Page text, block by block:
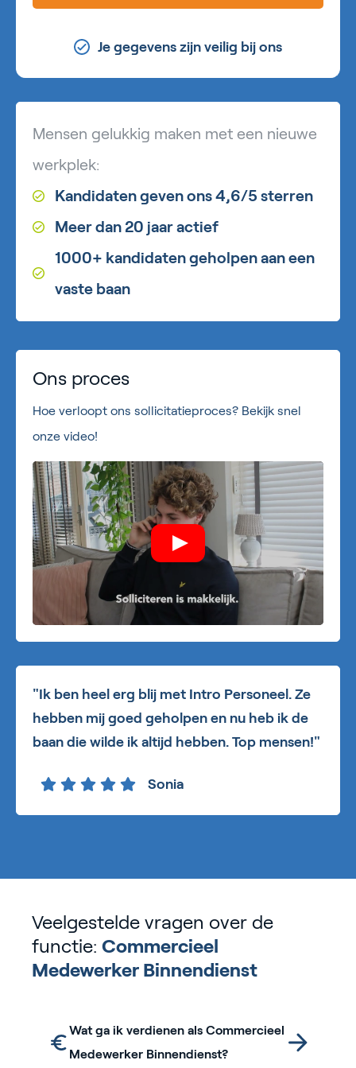
Je gegevens zijn veilig bij ons
Mensen gelukkig maken met een nieuwe
werkplek:
Kandidaten geven ons 4,6/5 sterren
Meer dan 20 jaar actief
1000+ kandidaten geholpen aan een
vaste baan
Ons proces
Hoe verloopt ons sollicitatieproces? Bekijk snel
onze video!
"Ik ben heel erg blij met Intro Personeel. Ze
hebben mij goed geholpen en nu heb ik de
baan die wilde ik altijd hebben. Top mensen!"
Sonia
Veelgestelde vragen over de
functie: Commercieel
Medewerker Binnendienst
Wat ga ik verdienen als Commercieel
Medewerker Binnendienst?